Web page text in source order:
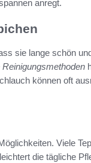
anregt.
sie lange schön
Reinigungsmethoden
können oft
Viele
die tägliche